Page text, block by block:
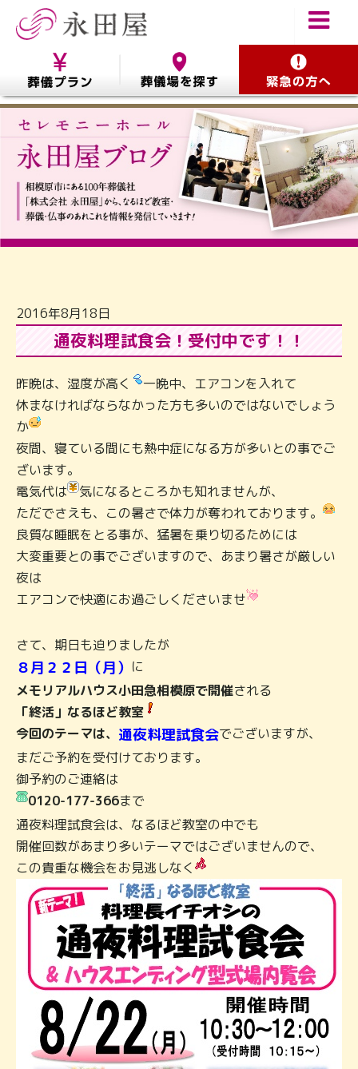
2016年8月18日
通夜料理試食会！受付中です！！
昨晩は、湿度が高く
一晩中、エアコンを入れて
休まなければならなかった方も多いのではないでしょう
か
夜間、寝ている間にも熱中症になる方が多いとの事でご
ざいます。
電気代は
気になるところかも知れませんが、
ただでさえも、この暑さで体力が奪われております。
良質な睡眠をとる事が、猛暑を乗り切るためには
大変重要との事でございますので、あまり暑さが厳しい
夜は
エアコンで快適にお過ごしくださいませ
さて、期日も迫りましたが
８月２２日（月） に
メモリアルハウス小田急相模原で開催される
「終活」なるほど教室
今回のテーマは、 通夜料理試食会でございますが、
まだご予約を受付けております。
御予約のご連絡は
0120-177-366まで
通夜料理試食会は、なるほど教室の中でも
開催回数があまり多いテーマではございませんので、
この貴重な機会をお見逃しなく